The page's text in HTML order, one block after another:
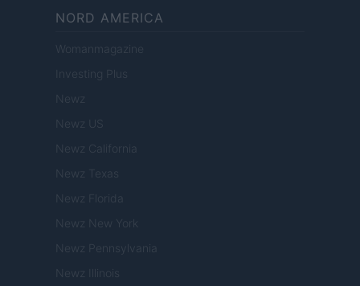
NORD AMERICA
Womanmagazine
Investing Plus
Newz
Newz US
Newz California
Newz Texas
Newz Florida
Newz New York
Newz Pennsylvania
Newz Illinois